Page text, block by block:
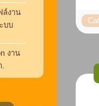
ล์งาน
บบ
งาน
.